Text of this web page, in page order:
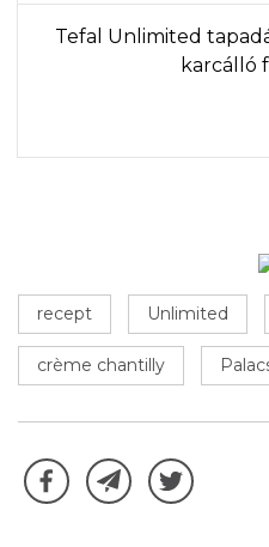
Tefal Unlimited
karcálló
recept Unlimited
crème chantilly